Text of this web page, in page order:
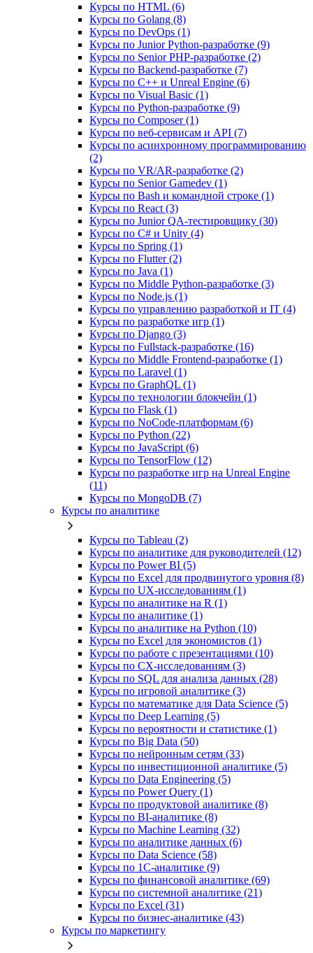
Курсы по HTML (6)
Курсы по Golang (8)
Курсы по DevOps (1)
Курсы по Junior Python-разработке (9)
Курсы по Senior PHP-разработке (2)
Курсы по Backend‑разработке (7)
Курсы по C++ и Unreal Engine (6)
Курсы по Visual Basic (1)
Курсы по Python-разработке (9)
Курсы по Composer (1)
Курсы по веб‑сервисам и API (7)
Курсы по асинхронному программированию
(2)
Курсы по VR/AR‑разработке (2)
Курсы по Senior Gamedev (1)
Курсы по Bash и командной строке (1)
Курсы по React (3)
Курсы по Junior QA-тестировщику (30)
Курсы по C# и Unity (4)
Курсы по Spring (1)
Курсы по Flutter (2)
Курсы по Java (1)
Курсы по Middle Python-разработке (3)
Курсы по Node.js (1)
Курсы по управлению разработкой и IT (4)
Курсы по разработке игр (1)
Курсы по Django (3)
Курсы по Fullstack‑разработке (16)
Курсы по Middle Frontend-разработке (1)
Курсы по Laravel (1)
Курсы по GraphQL (1)
Курсы по технологии блокчейн (1)
Курсы по Flask (1)
Курсы по NoCode‑платформам (6)
Курсы по Python (22)
Курсы по JavaScript (6)
Курсы по TensorFlow (12)
Курсы по разработке игр на Unreal Engine
(11)
Курсы по MongoDB (7)
Курсы по аналитике
Курсы по Tableau (2)
Курсы по аналитике для руководителей (12)
Курсы по Power BI (5)
Курсы по Excel для продвинутого уровня (8)
Курсы по UX‑исследованиям (1)
Курсы по аналитике на R (1)
Курсы по аналитике (1)
Курсы по аналитике на Python (10)
Курсы по Excel для экономистов (1)
Курсы по работе с презентациями (10)
Курсы по CX-исследованиям (3)
Курсы по SQL для анализа данных (28)
Курсы по игровой аналитике (3)
Курсы по математике для Data Science (5)
Курсы по Deep Learning (5)
Курсы по вероятности и статистике (1)
Курсы по Big Data (50)
Курсы по нейронным сетям (33)
Курсы по инвестиционной аналитике (5)
Курсы по Data Engineering (5)
Курсы по Power Query (1)
Курсы по продуктовой аналитике (8)
Курсы по BI‑аналитике (8)
Курсы по Machine Learning (32)
Курсы по аналитике данных (6)
Курсы по Data Science (58)
Курсы по 1С‑аналитике (9)
Курсы по финансовой аналитике (69)
Курсы по системной аналитике (21)
Курсы по Excel (31)
Курсы по бизнес‑аналитике (43)
Курсы по маркетингу